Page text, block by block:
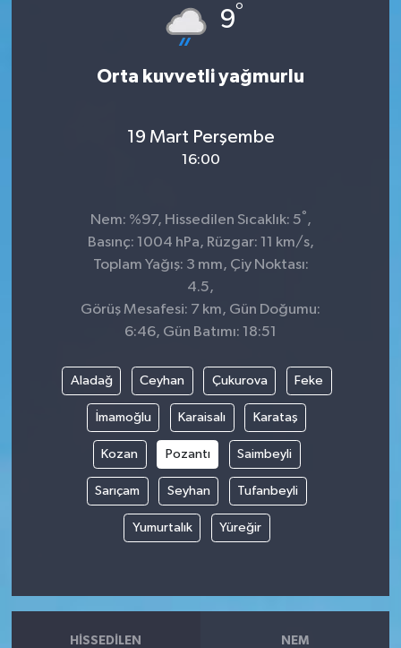
9°
Orta kuvvetli yağmurlu
19 Mart Perşembe
16:00
Nem: %97, Hissedilen Sıcaklık: 5° ,
Basınç: 1004 hPa, Rüzgar: 11 km/s,
Toplam Yağış: 3 mm, Çiy Noktası:
4.5,
Görüş Mesafesi: 7 km, Gün Doğumu:
6:46, Gün Batımı: 18:51
Aladağ Ceyhan Çukurova Feke
İmamoğlu Karaisalı Karataş
Kozan Pozantı Saimbeyli
Sarıçam Seyhan Tufanbeyli
Yumurtalık Yüreğir
HISSEDILEN NEM